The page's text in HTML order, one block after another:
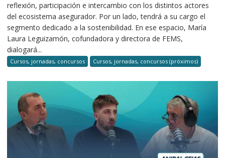
reflexión, participación e intercambio con los distintos actores
del ecosistema asegurador. Por un lado, tendrá a su cargo el
segmento dedicado a la sostenibilidad. En ese espacio, María
Laura Leguizamón, cofundadora y directora de FEMS,
dialogará...
Cursos, jornadas, concursos Cursos, jornadas, concursos (próximos)